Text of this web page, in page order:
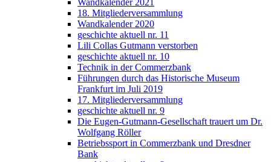
Wandkalender 2021
18. Mitgliederversammlung
Wandkalender 2020
geschichte aktuell nr. 11
Lili Collas Gutmann verstorben
geschichte aktuell nr. 10
Technik in der Commerzbank
Führungen durch das Historische Museum
Frankfurt im Juli 2019
17. Mitgliederversammlung
geschichte aktuell nr. 9
Die Eugen-Gutmann-Gesellschaft trauert um Dr.
Wolfgang Röller
Betriebssport in Commerzbank und Dresdner
Bank